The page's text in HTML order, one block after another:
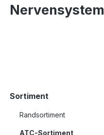
Nervensystem
Sortiment
Randsortiment
ATC-Sortiment